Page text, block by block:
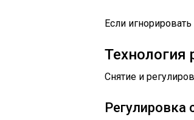
Если
Технология
Снятие и
Регулировка